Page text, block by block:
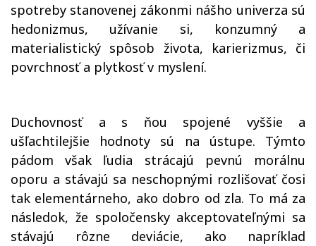
spotreby stanovenej zákonmi nášho univerza sú
hedonizmus, užívanie si, konzumný a
materialistický spôsob života, karierizmus, či
povrchnosť a plytkosť v myslení.
Duchovnosť a s ňou spojené vyššie a
ušľachtilejšie hodnoty sú na ústupe. Týmto
pádom však ľudia strácajú pevnú morálnu
oporu a stávajú sa neschopnými rozlišovať čosi
tak elementárneho, ako dobro od zla. To má za
následok, že spoločensky akceptovateľnými sa
stávajú rôzne deviácie, ako napríklad